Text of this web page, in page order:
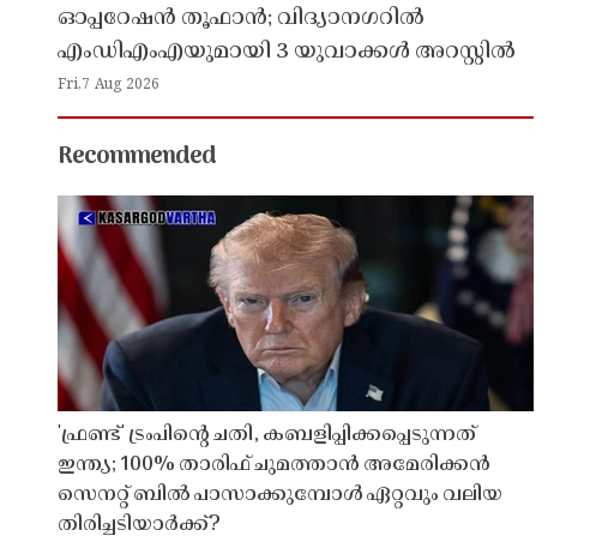
ഓപ്പറേഷൻ തൂഫാൻ; വിദ്യാനഗറിൽ
എംഡിഎംഎയുമായി 3 യുവാക്കൾ അറസ്റ്റിൽ
Fri,7 Aug 2026
Recommended
'ഫ്രണ്ട്' ട്രംപിന്റെ ചതി, കബളിപ്പിക്കപ്പെടുന്നത്
ഇന്ത്യ; 100% താരിഫ് ചുമത്താൻ അമേരിക്കൻ
സെനറ്റ് ബിൽ പാസാക്കുമ്പോൾ ഏറ്റവും വലിയ
തിരിച്ചടിയാർക്ക്?